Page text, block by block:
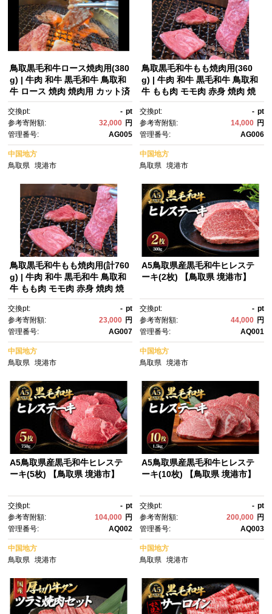
鳥取黒毛和牛ロース焼肉用(380
g) | 牛肉 和牛 黒毛和牛 鳥取和
牛 ロース 焼肉 焼肉用 カット済
ーシー 旨味 焼くだけ 簡単調
理 BBQ バーベキュー おか
ず ごちそう 家庭用 冷凍 保
存 お取り寄せ グルメ 人気 おす
すめ ギフト 贈り物 国産 鳥取
県 境港市
交換pt: - pt
参考寄附額:
32,000 円
管理番号:
AG005
中国地方
鳥取県
境港市
鳥取黒毛和牛もも焼肉用(360
g) | 牛肉 和牛 黒毛和牛 鳥取和
牛 もも肉 モモ肉 赤身 焼肉 焼
さり 旨味 食べやすい BBQ バ
ーベキュー おかず 家庭用 冷
凍 保存 お取り寄せ グルメ 人
気 おすすめ 国産 鳥取県 境港市
交換pt: - pt
参考寄附額:
14,000 円
管理番号:
AG006
中国地方
鳥取県 境港市
鳥取黒毛和牛もも焼肉用(計760
g) | 牛肉 和牛 黒毛和牛 鳥取和
牛 もも肉 モモ肉 赤身 焼肉 焼
り 食べ応え ヘルシー あっさ
り 旨味 BBQ バーベキュー お
かず 家庭用 冷凍 保存 まとめ買
い お取り寄せ グルメ 人気 おす
すめ 国産 鳥取県 境港市
交換pt: - pt
参考寄附額:
23,000 円
管理番号:
AG007
中国地方
鳥取県
境港市
A5鳥取県産黒毛和牛ヒレステ
ーキ(2枚) 【鳥取県 境港市】
交換pt: - pt
参考寄附額:
44,000 円
管理番号:
AQ001
中国地方
鳥取県 境港市
A5鳥取県産黒毛和牛ヒレステ
ーキ(5枚) 【鳥取県 境港市】
交換pt: - pt
参考寄附額:
104,000 円
管理番号:
AQ002
中国地方
鳥取県
境港市
A5鳥取県産黒毛和牛ヒレステ
ーキ(10枚) 【鳥取県 境港市】
交換pt: - pt
参考寄附額:
200,000 円
管理番号:
AQ003
中国地方
鳥取県 境港市